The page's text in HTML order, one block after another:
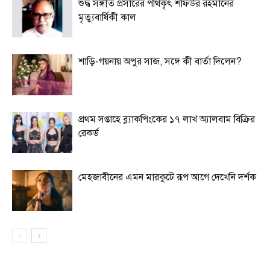
শুদ্ধ সঙ্গীত প্রসারের পথিকৃৎ শফিউর রহমানের
মৃত্যুবার্ষিকী কাল
শাড়ি-গয়নায় অপুর সাজ, সঙ্গে কী বার্তা দিলেন?
প্রথম সপ্তাহে ব্ল্যাকপিংকের ১৭ লাখ অ্যালবাম বিক্রির
রেকর্ড
মেহজাবীনের এমন মারকুটে রূপ আগে দেখেনি দর্শক